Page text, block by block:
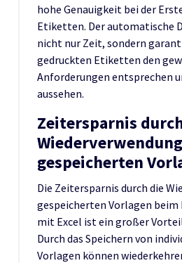
hohe Genauigkeit bei der
Etiketten. Der automatische
nicht nur Zeit, sondern
gedruckten Etiketten den
Anforderungen entsprechen
aussehen.
Zeitersparnis
gespeicherten
Die Zeitersparnis durch die
gespeicherten Vorlagen
mit Excel ist ein großer
Durch das Speichern von
Vorlagen können